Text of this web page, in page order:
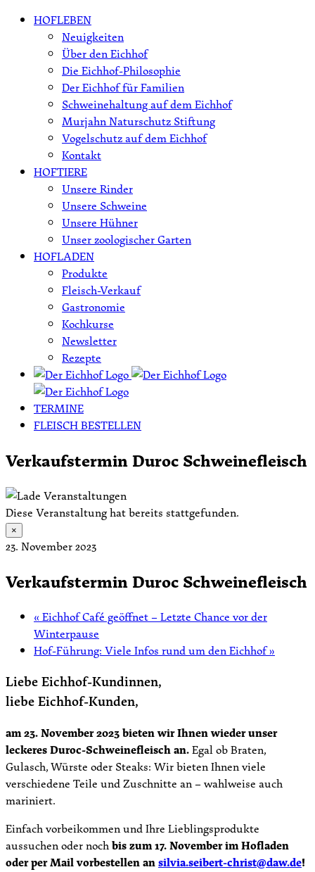
Skip HOFLEBEN
Neuigkeiten
Über den Eichhof
Die Eichhof-Philosophie
Der Eichhof für Familien
Schweinehaltung auf dem Eichhof
Murjahn Naturschutz Stiftung
Vogelschutz auf dem Eichhof
Kontakt
HOFTIERE
Unsere Rinder
Unsere Schweine
Unsere Hühner
Unser zoologischer Garten
HOFLADEN
Produkte
Fleisch-Verkauf
Gastronomie
Kochkurse
Newsletter
Rezepte
TERMINE
FLEISCH BESTELLEN
Verkaufstermin Duroc Schweinefleisch
Diese Veranstaltung hat bereits stattgefunden.
×
23. November 2023
Verkaufstermin Duroc Schweinefleisch
« Eichhof Café geöffnet – Letzte Chance vor der
Winterpause
Hof-Führung: Viele Infos rund um den Eichhof»
Liebe Eichhof-Kundinnen,
liebe Eichhof-Kunden,
am 23. November 2023 bieten wir Ihnen wieder unser
leckeres Duroc-Schweinefleisch an.Egal ob Braten,
Gulasch, Würste oder Steaks: Wir bieten Ihnen viele
verschiedene Teile und Zuschnitte an – wahlweise auch
mariniert.
Einfach vorbeikommen und Ihre Lieblingsprodukte
aussuchen oder nochbis zum 17. November im Hofladen
oder per Mail vorbestellen ansilvia.seibert-christ@daw.de!